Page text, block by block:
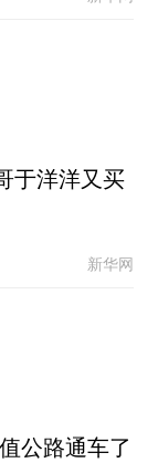
于洋洋又买
新华网
公路通车了